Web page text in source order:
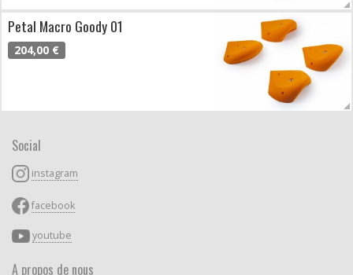
Petal Macro Goody 01
204,00 €
Social
instagram
facebook
youtube
A propos de nous